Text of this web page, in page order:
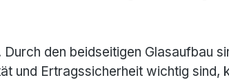
den beidseitigen Glasaufbau
und Ertragssicherheit wichtig